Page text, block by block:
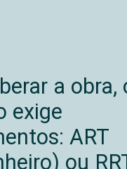
a obra,
exige
ART
ou